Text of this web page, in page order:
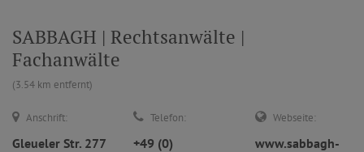
SABBAGH | Rechtsanwälte |
Fachanwälte
(3.54 km entfernt)
Anschrift:
Gleueler Str. 277
Telefon:
+49 (0)
Webseite:
www.sabbagh-